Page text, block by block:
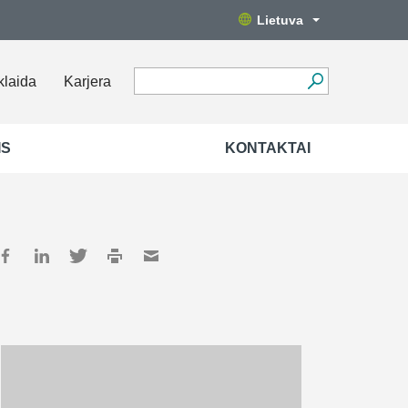
Lietuva
Karjera
KONTAKTAI